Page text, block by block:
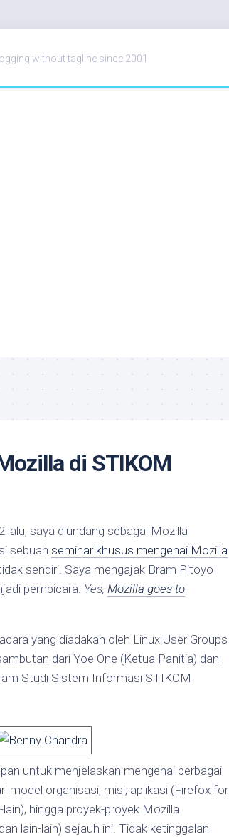
without tagline since 2001
di STIKOM
lalu, saya diundang sebagai Mozilla
sebuah seminar khusus mengenai Mozilla
sendiri. Saya mengajak Bram Pitoyo
pembicara. Yes, Mozilla goes to
yang diadakan oleh Linux User Groups
dari Yoe One (Ketua Panitia) dan
Studi Sistem Informasi STIKOM
untuk menjelaskan mengenai berbagai
model organisasi, misi, aplikasi (Firefox for
hingga proyek-proyek Mozilla
lain-lain) sejauh ini. Tidak ketinggalan